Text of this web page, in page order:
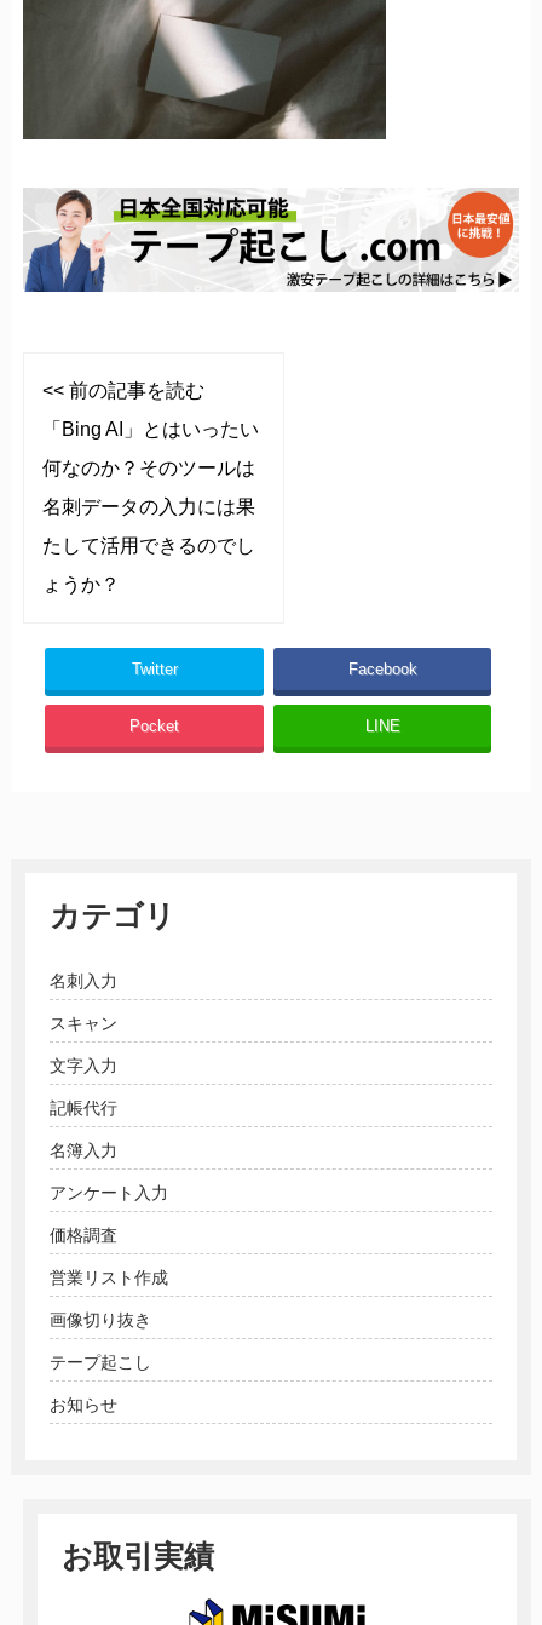
<< 前の記事を読む
「Bing AI」とはいったい
何なのか？そのツールは
名刺データの入力には果
たして活用できるのでし
ょうか？
Twitter Facebook
Pocket LINE
カテゴリ
名刺入力
スキャン
文字入力
記帳代行
名簿入力
アンケート入力
価格調査
営業リスト作成
画像切り抜き
テープ起こし
お知らせ
お取引実績